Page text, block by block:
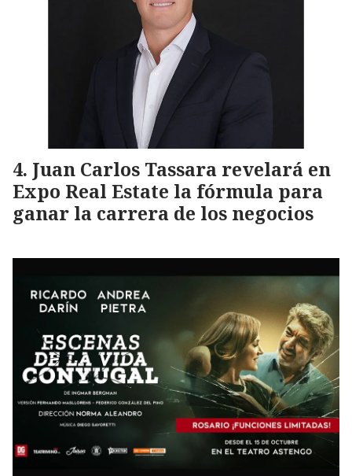
Juan Carlos Tassara revelará en
Expo Real Estate la fórmula para
ganar la carrera de los negocios